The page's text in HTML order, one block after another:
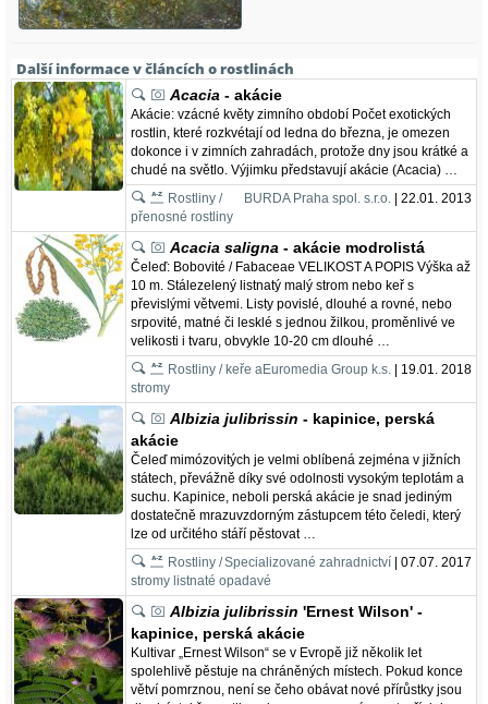
Další informace v článcích o rostlinách
Acacia - akácie
Akácie: vzácné květy zimního období Počet exotických
rostlin, které rozkvétají od ledna do března, je omezen
dokonce i v zimních zahradách, protože dny jsou krátké a
chudé na světlo. Výjimku představují akácie (Acacia) …
BURDA Praha spol. s.r.o. | 22.01. 2013
Rostliny /
přenosné rostliny
Acacia saligna - akácie modrolistá
Čeleď: Bobovité / Fabaceae VELIKOST A POPIS Výška až
10 m. Stálezelený listnatý malý strom nebo keř s
převislými větvemi. Listy povislé, dlouhé a rovné, nebo
srpovité, matné či lesklé s jednou žilkou, proměnlivé ve
velikosti i tvaru, obvykle 10-20 cm dlouhé …
Euromedia Group k.s. | 19.01. 2018
Rostliny / keře a
stromy
Albizia julibrissin - kapinice, perská
akácie
Čeleď mimózovitých je velmi oblíbená zejména v jižních
státech, převážně díky své odolnosti vysokým teplotám a
suchu. Kapinice, neboli perská akácie je snad jediným
dostatečně mrazuvzdorným zástupcem této čeledi, který
lze od určitého stáří pěstovat …
Specializované zahradnictví | 07.07. 2017
Rostliny /
stromy listnaté opadavé
Albizia julibrissin 'Ernest Wilson' -
kapinice, perská akácie
Kultivar „Ernest Wilson“ se v Evropě již několik let
spolehlivě pěstuje na chráněných místech. Pokud konce
větví pomrznou, není se čeho obávat nové přírůstky jsou